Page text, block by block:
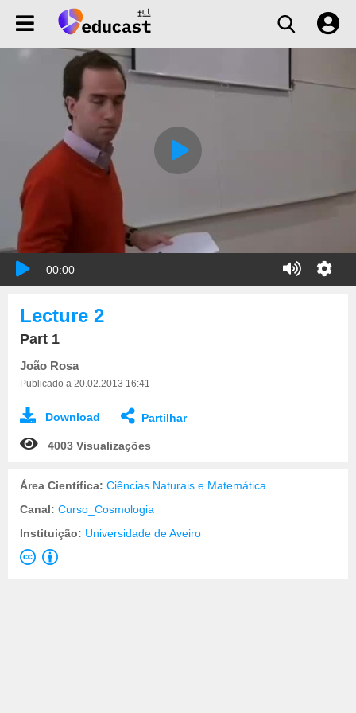
00:00
Lecture 2
Part 1
João Rosa
Publicado a 20.02.2013 16:41
Download Partilhar
4003 Visualizações
Área Científica: Ciências Naturais e Matemática
Canal: Curso_Cosmologia
Instituição: Universidade de Aveiro